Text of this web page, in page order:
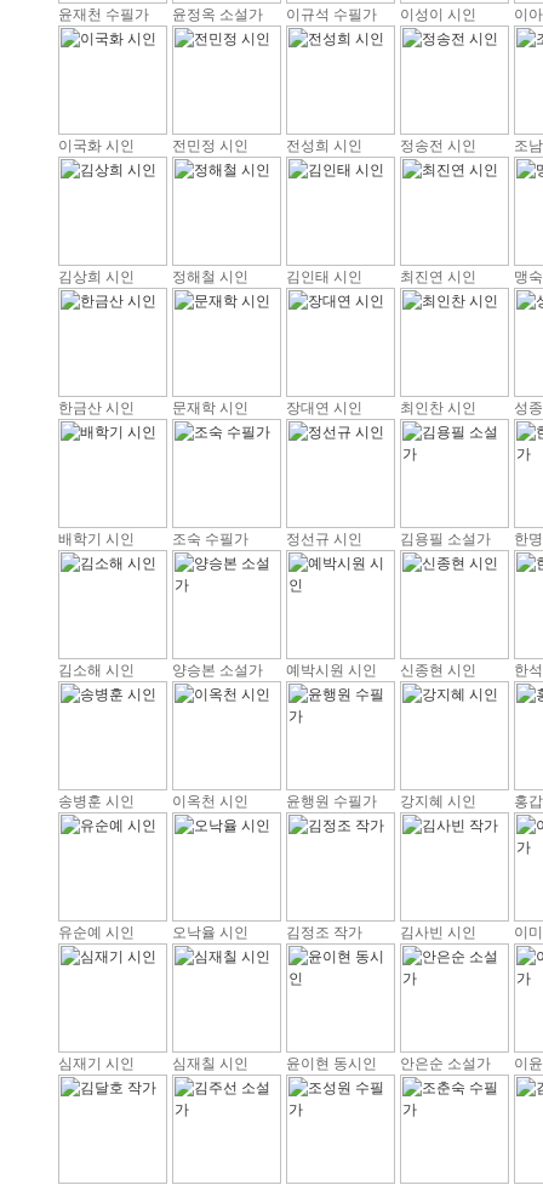
윤재천 수필가 윤정옥 소설가 이규석 수필가 이성이 시인 이
이국화 시인 전민정 시인 전성희 시인 정송전 시인 조
김상희 시인 정해철 시인 김인태 시인 최진연 시인 맹
한금산 시인 문재학 시인 장대연 시인 최인찬 시인 성
배학기 시인 조숙 수필가 정선규 시인 김용필 소설가 한
김소해 시인 양승본 소설가 예박시원 시인 신종현 시인 한
송병훈 시인 이옥천 시인 윤행원 수필가 강지혜 시인 홍
유순예 시인 오낙율 시인 김정조 작가 김사빈 시인 이
심재기 시인 심재칠 시인 윤이현 동시인 안은순 소설가 이